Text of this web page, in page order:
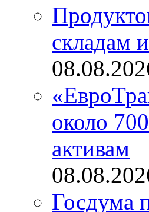
складам
около
активам
Госдума